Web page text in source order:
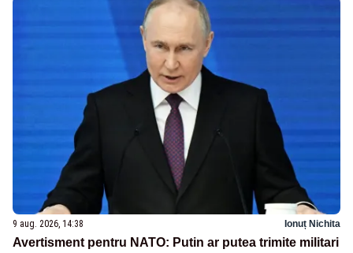
9 aug. 2026, 14:38 Ionuț Nichita
Avertisment pentru NATO: Putin ar putea trimite militari